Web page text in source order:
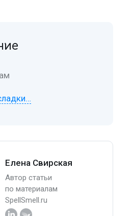
Елена Свирская
Автор статьи
по материалам
SpellSmell.ru